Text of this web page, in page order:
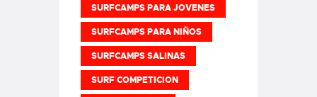
SURFCAMPS PARA JOVENES
SURFCAMPS PARA NIÑOS
SURFCAMPS SALINAS
SURF COMPETICION